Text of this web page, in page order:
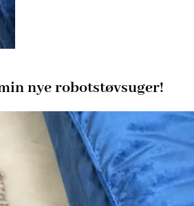
nye robotstøvsuger!